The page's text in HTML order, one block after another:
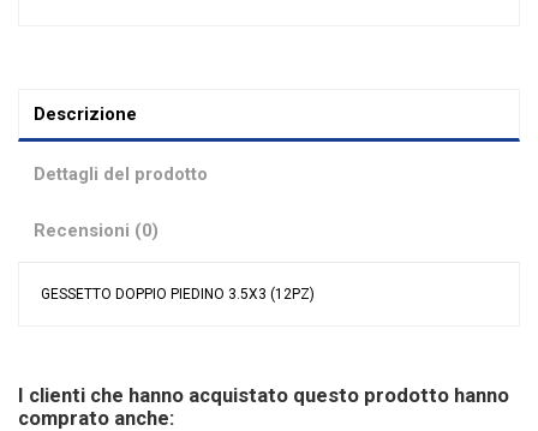
Descrizione
Dettagli del prodotto
Recensioni (0)
GESSETTO DOPPIO PIEDINO 3.5X3 (12PZ)
Riordinabile No
I clienti che hanno acquistato questo prodotto hanno
comprato anche: